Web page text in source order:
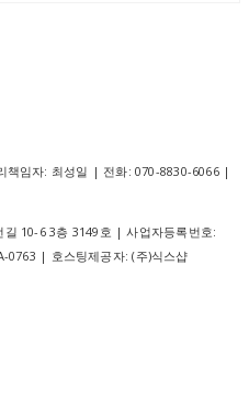
임자: 최성일 | 전화: 070-8830-6066 |
10-6 3층 3149호 | 사업자등록번호:
0763 | 호스팅제공자: (주)식스샵